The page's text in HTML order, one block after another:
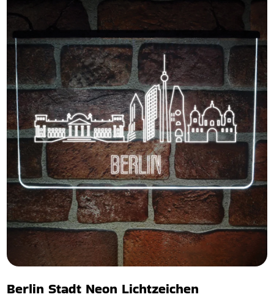
Berlin Stadt Neon Lichtzeichen